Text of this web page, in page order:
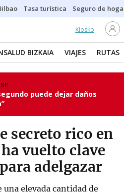
Tasa turística Seguro de
Kiosko
BIZKAIA VIAJES RUTAS
puede dejar daños
secreto rico en
vuelto clave
adelgazar
elevada cantidad de